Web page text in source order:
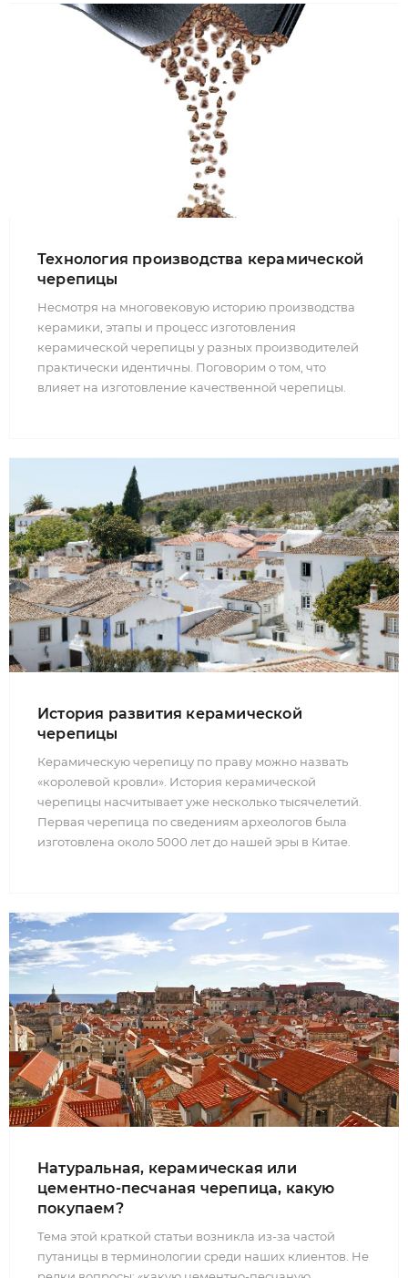
Технология производства керамической
черепицы
Несмотря на многовековую историю производства
керамики, этапы и процесс изготовления
керамической черепицы у разных производителей
практически идентичны. Поговорим о том, что
влияет на изготовление качественной черепицы.
История развития керамической
черепицы
Керамическую черепицу по праву можно назвать
«королевой кровли». История керамической
черепицы насчитывает уже несколько тысячелетий.
Первая черепица по сведениям археологов была
изготовлена около 5000 лет до нашей эры в Китае.
Натуральная, керамическая или
цементно-песчаная черепица, какую
покупаем?
Тема этой краткой статьи возникла из-за частой
путаницы в терминологии среди наших клиентов. Не